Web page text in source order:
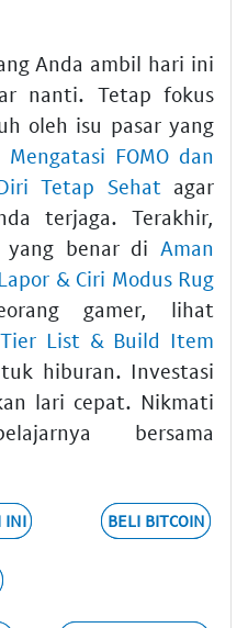
Anda ambil hari ini
nanti. Tetap fokus
oleh isu pasar yang
Mengatasi FOMO dan
Tetap Sehat agar
terjaga. Terakhir,
yang benar di Aman
& Ciri Modus Rug
gamer, lihat
List & Build Item
hiburan. Investasi
lari cepat. Nikmati
bersama
INI BELI BITCOIN